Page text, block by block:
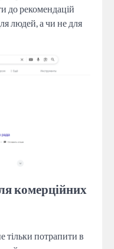
до рекомендацій
людей, а чи не для
комерційних
тільки потрапити в